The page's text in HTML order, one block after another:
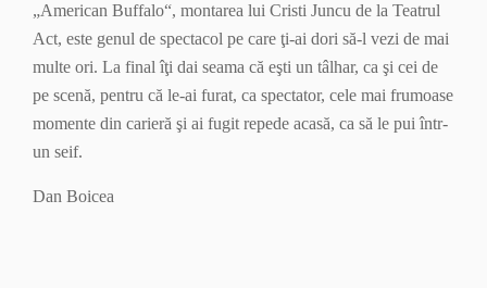
„American Buffalo“, montarea lui Cristi Juncu de la Teatrul
Act, este genul de spectacol pe care ţi-ai dori să-l vezi de mai
multe ori. La final îţi dai seama că eşti un tâlhar, ca şi cei de
pe scenă, pentru că le-ai furat, ca spectator, cele mai frumoase
momente din carieră şi ai fugit repede acasă, ca să le pui într-
un seif.
Dan Boicea